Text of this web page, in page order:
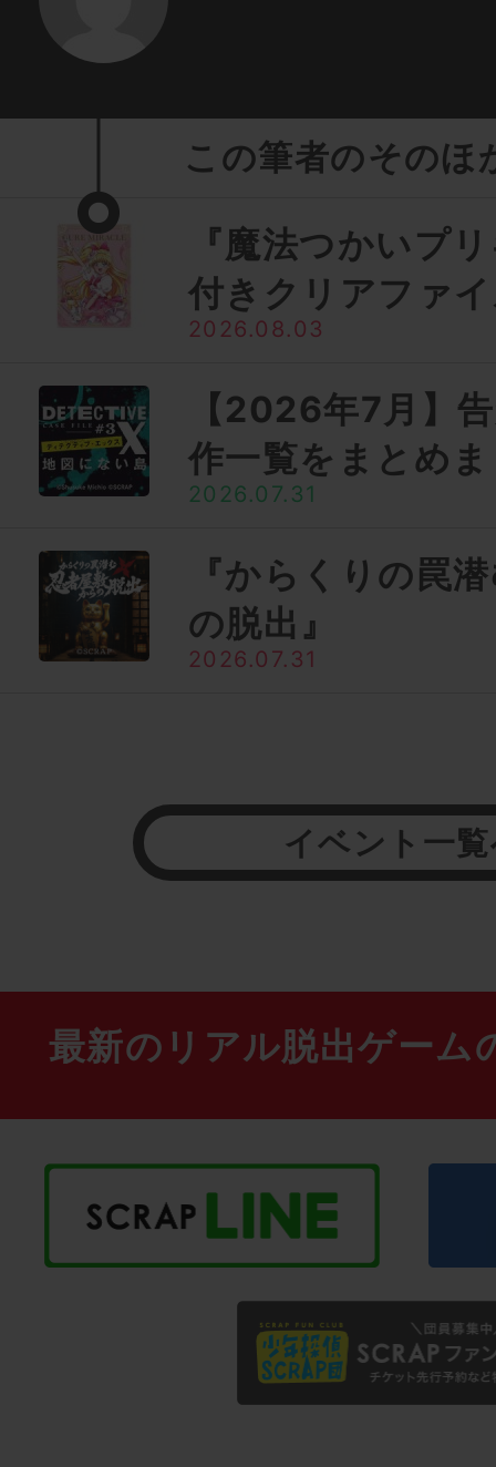
この筆者のそのほ
『魔法つかいプ
付きクリアファ
2026.08.03
【2026年7月】
作一覧をまとめ
2026.07.31
『からくりの罠
の脱出』
2026.07.31
イベント一
最新のリアル脱出ゲーム